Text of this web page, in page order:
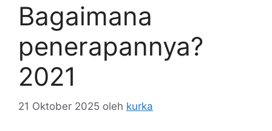
Bagaimana
penerapannya?
2021
21 Oktober 2025 oleh kurka